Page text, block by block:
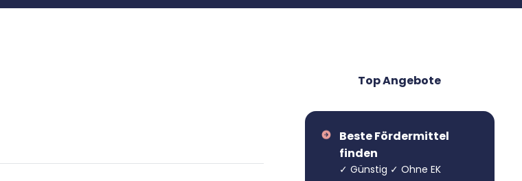
Top Angebote
Beste Fördermittel
finden
✓ Günstig ✓ Ohne EK